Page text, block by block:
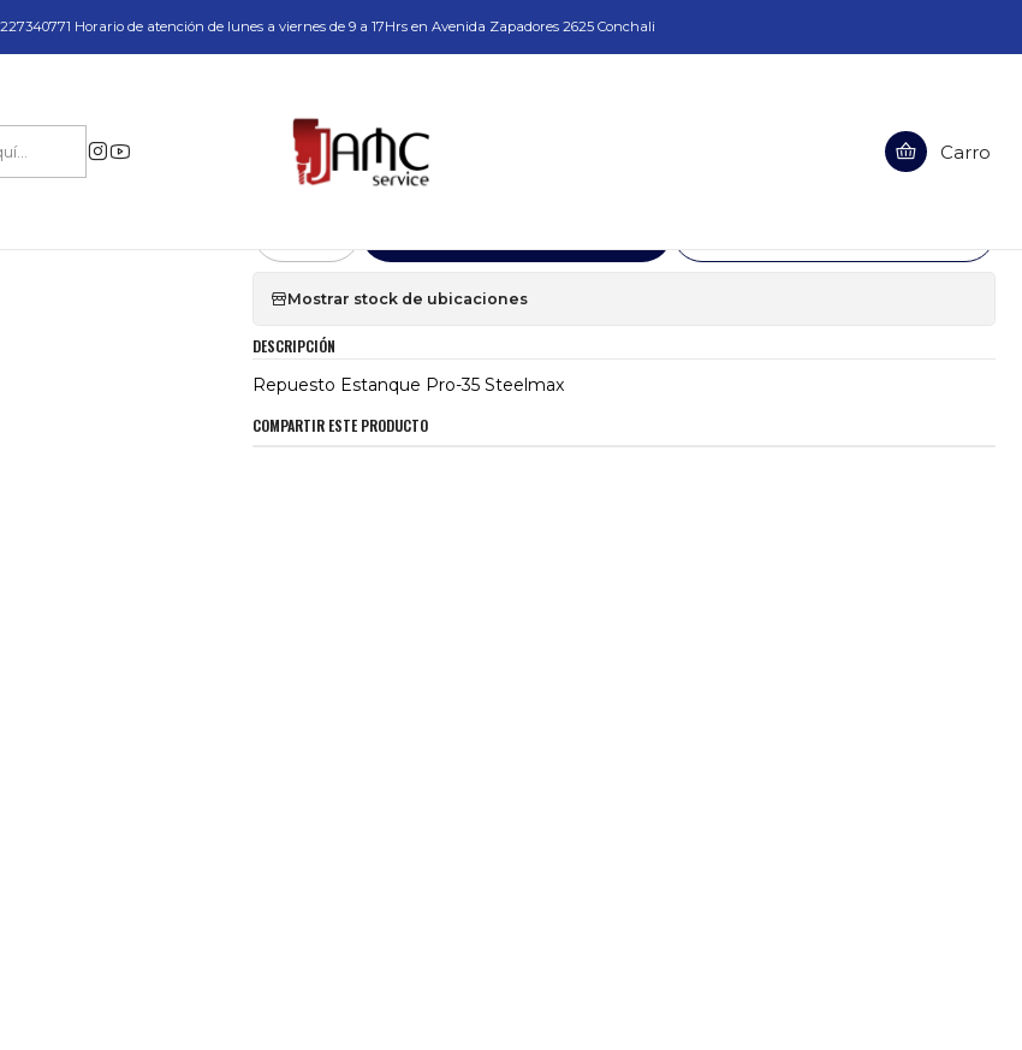
Técnico
Carro
Horario de atención de lunes a viernes de 9 a 17Hrs en Avenida Zapadores 2625 Conchali
Repuesto Estanque Pro-35 Steelmax
Mostrar stock de ubicaciones
DESCRIPCIÓN
Repuesto Estanque Pro-35 Steelmax
COMPARTIR ESTE PRODUCTO